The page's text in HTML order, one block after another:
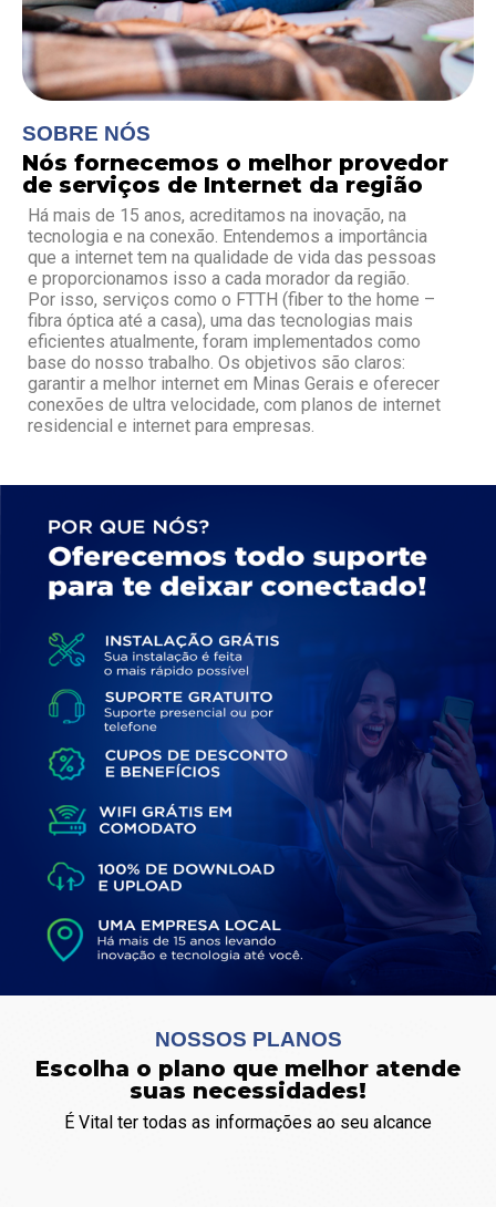
SOBRE NÓS
Nós fornecemos o melhor provedor
de serviços de Internet da região
Há mais de 15 anos, acreditamos na inovação, na
tecnologia e na conexão. Entendemos a importância
que a internet tem na qualidade de vida das pessoas
e proporcionamos isso a cada morador da região.
Por isso, serviços como o FTTH (fiber to the home –
fibra óptica até a casa), uma das tecnologias mais
eficientes atualmente, foram implementados como
base do nosso trabalho. Os objetivos são claros:
garantir a melhor internet em Minas Gerais e oferecer
conexões de ultra velocidade, com planos de internet
residencial e internet para empresas.
NOSSOS PLANOS
Escolha o plano que melhor atende
suas necessidades!
É Vital ter todas as informações ao seu alcance